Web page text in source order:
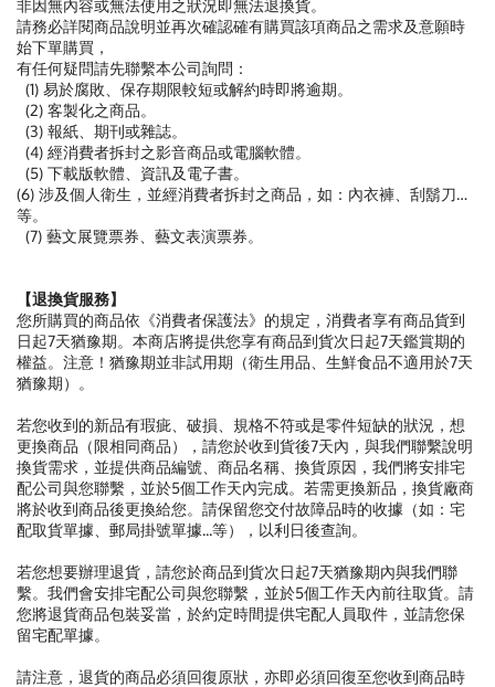
非因無內容或無法使用之狀況即無法退換貨。
請務必詳閱商品說明並再次確認確有購買該項商品之需求及意願時
始下單購買，
有任何疑問請先聯繫本公司詢問：
(1) 易於腐敗、保存期限較短或解約時即將逾期。
(2) 客製化之商品。
(3) 報紙、期刊或雜誌。
(4) 經消費者拆封之影音商品或電腦軟體。
(5) 下載版軟體、資訊及電子書。
(6) 涉及個人衛生，並經消費者拆封之商品，如：內衣褲、刮鬍刀…
等。
(7) 藝文展覽票券、藝文表演票券。
【退換貨服務】
您所購買的商品依《消費者保護法》的規定，消費者享有商品貨到
日起7天猶豫期。本商店將提供您享有商品到貨次日起7天鑑賞期的
權益。注意！猶豫期並非試用期（衛生用品、生鮮食品不適用於7天
猶豫期）。
若您收到的新品有瑕疵、破損、規格不符或是零件短缺的狀況，想
更換商品（限相同商品），請您於收到貨後7天內，與我們聯繫說明
換貨需求，並提供商品編號、商品名稱、換貨原因，我們將安排宅
配公司與您聯繫，並於5個工作天內完成。若需更換新品，換貨廠商
將於收到商品後更換給您。請保留您交付故障品時的收據（如：宅
配取貨單據、郵局掛號單據...等），以利日後查詢。
若您想要辦理退貨，請您於商品到貨次日起7天猶豫期內與我們聯
繫。我們會安排宅配公司與您聯繫，並於5個工作天內前往取貨。請
您將退貨商品包裝妥當，於約定時間提供宅配人員取件，並請您保
留宅配單據。
請注意，退貨的商品必須回復原狀，亦即必須回復至您收到商品時